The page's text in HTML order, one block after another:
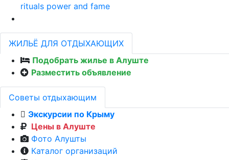
rituals power and fame
ЖИЛЬЁ ДЛЯ ОТДЫХАЮЩИХ
Подобрать жилье в Алуште
Разместить объявление
Советы отдыхающим
Экскурсии по Крыму
Цены в Алуште
Фото Алушты
Каталог организаций